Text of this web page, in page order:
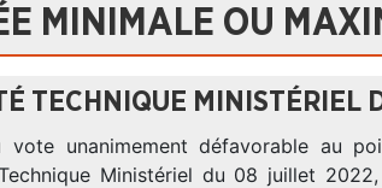
MINIMALE OU
TECHNIQUE MINISTÉRIEL
vote unanimement défavorable au
Ministériel du 08 juillet